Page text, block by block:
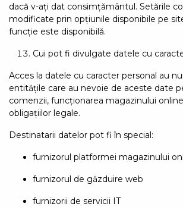
dacă v-ați dat consimțământul. Setările
modificate prin opțiunile disponibile pe
funcție este disponibilă.
Cui pot fi divulgate datele cu
Acces la datele cu caracter personal au
entitățile care au nevoie de aceste date
comenzii, funcționarea magazinului
obligațiilor legale.
Destinatarii datelor pot fi în special:
furnizorul platformei magazinului
furnizorul de găzduire web
furnizorii de servicii IT